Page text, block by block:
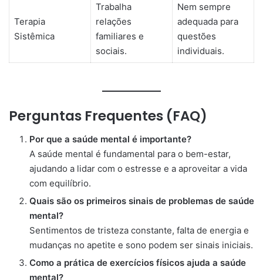
Terapia
Sistêmica
Trabalha
relações
familiares e
sociais.
Nem sempre
adequada para
questões
individuais.
Perguntas Frequentes (FAQ)
Por que a saúde mental é importante?
A saúde mental é fundamental para o bem-estar,
ajudando a lidar com o estresse e a aproveitar a vida
com equilíbrio.
Quais são os primeiros sinais de problemas de saúde
mental?
Sentimentos de tristeza constante, falta de energia e
mudanças no apetite e sono podem ser sinais iniciais.
Como a prática de exercícios físicos ajuda a saúde
mental?